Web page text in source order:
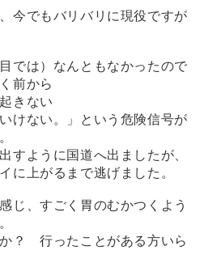
今でもバリバリに現役ですが
では）なんともなかったので
前から
きない
けない。」という危険信号が
すように国道へ出ましたが、
に上がるまで逃げました。
じ、すごく胃のむかつくよう
？ 行ったことがある方いら